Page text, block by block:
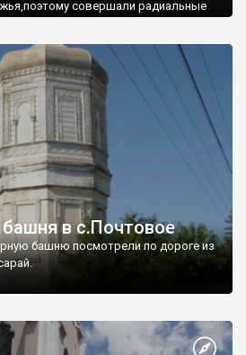
совершали радиальные
в с.Почтовое
башню посмотрели по дороге из